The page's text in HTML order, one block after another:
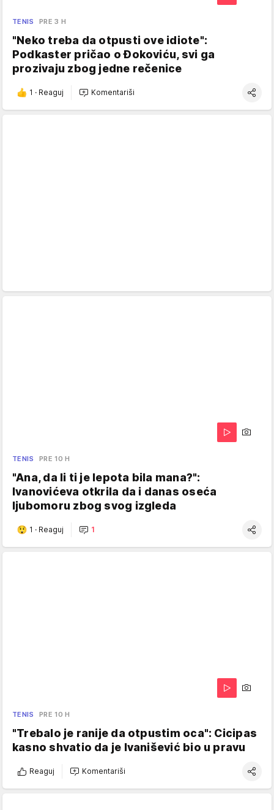
TENIS PRE 3 H
"Neko treba da otpusti ove idiote":
Podkaster pričao o Đokoviću, svi ga
prozivaju zbog jedne rečenice
1 · Reaguj Komentariši
TENIS PRE 10 H
"Ana, da li ti je lepota bila mana?":
Ivanovićeva otkrila da i danas oseća
ljubomoru zbog svog izgleda
1 · Reaguj 1
TENIS PRE 10 H
"Trebalo je ranije da otpustim oca": Cicipas
kasno shvatio da je Ivanišević bio u pravu
Reaguj Komentariši